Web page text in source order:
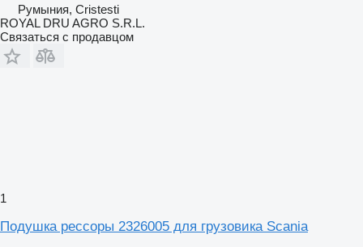
Румыния, Cristesti
ROYAL DRU AGRO S.R.L.
Связаться с продавцом
1
Подушка рессоры 2326005 для грузовика Scania